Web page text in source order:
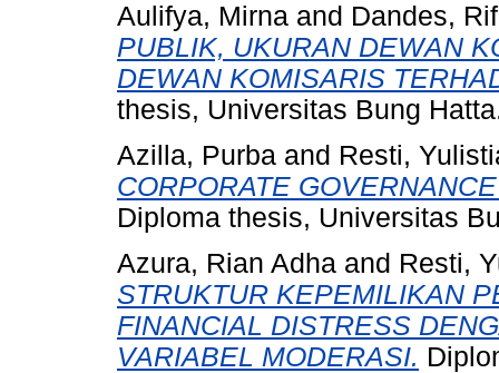
Aulifya, Mirna and Dandes,
PUBLIK, UKURAN DEWAN
DEWAN KOMISARIS
thesis, Universitas Bung
Azilla, Purba and Resti,
CORPORATE
Diploma thesis, Universitas
Azura, Rian Adha and Resti,
STRUKTUR KEPEMILIKAN
FINANCIAL DISTRESS
VARIABEL MODERASI.